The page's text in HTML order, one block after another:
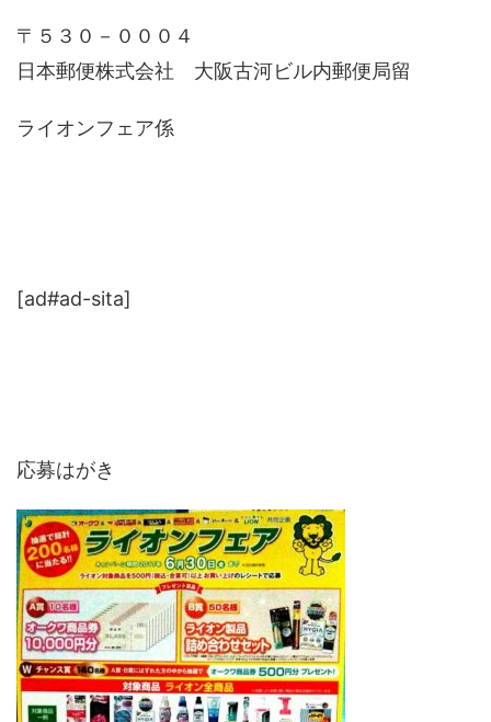
〒５３０－０００４
日本郵便株式会社 大阪古河ビル内郵便局留
ライオンフェア係
[ad#ad-sita]
応募はがき